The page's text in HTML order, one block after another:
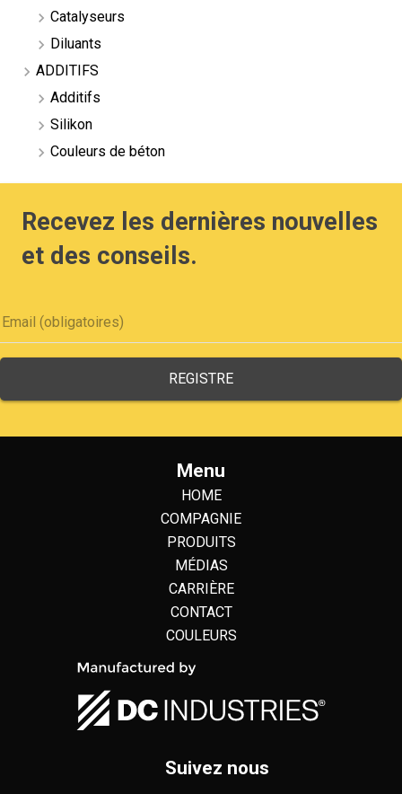
Catalyseurs
Diluants
ADDITIFS
Additifs
Silikon
Couleurs de béton
Recevez les dernières nouvelles
et des conseils.
Menu
HOME
COMPAGNIE
PRODUITS
MÉDIAS
CARRIÈRE
CONTACT
COULEURS
Suivez nous